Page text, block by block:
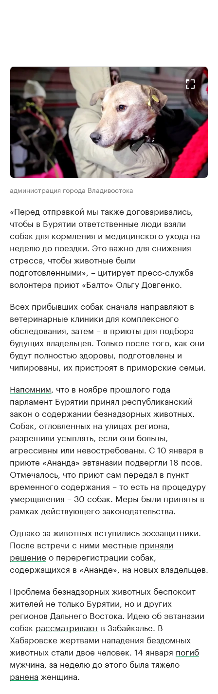
администрация города Владивостока
«Перед отправкой мы также договаривались,
чтобы в Бурятии ответственные люди взяли
собак для кормления и медицинского ухода на
неделю до поездки. Это важно для снижения
стресса, чтобы животные были
подготовленными», – цитирует пресс-служба
волонтера приют «Балто» Ольгу Довгенко.
Всех прибывших собак сначала направляют в
ветеринарные клиники для комплексного
обследования, затем – в приюты для подбора
будущих владельцев. Только после того, как они
будут полностью здоровы, подготовлены и
чипированы, их пристроят в приморские семьи.
Напомним , что в ноябре прошлого года
парламент Бурятии принял республиканский
закон о содержании безнадзорных животных.
Собак, отловленных на улицах региона,
разрешили усыплять, если они больны,
агрессивны или невостребованы. С 10 января в
приюте «Ананда» эвтаназии подвергли 18 псов.
Отмечалось, что приют сам передал в пункт
временного содержания – то есть на процедуру
умерщвления – 30 собак. Меры были приняты в
рамках действующего законодательства.
Однако за животных вступились зоозащитники.
После встречи с ними местные приняли
решение о перерегистрации собак,
содержащихся в «Ананде», на новых владельцев.
Проблема безнадзорных животных беспокоит
жителей не только Бурятии, но и других
регионов Дальнего Востока. Идею об эвтаназии
собак рассматривают в Забайкалье. В
Хабаровске жертвами нападения бездомных
животных стали двое человек. 14 января погиб
мужчина, за неделю до этого была тяжело
ранена женщина.